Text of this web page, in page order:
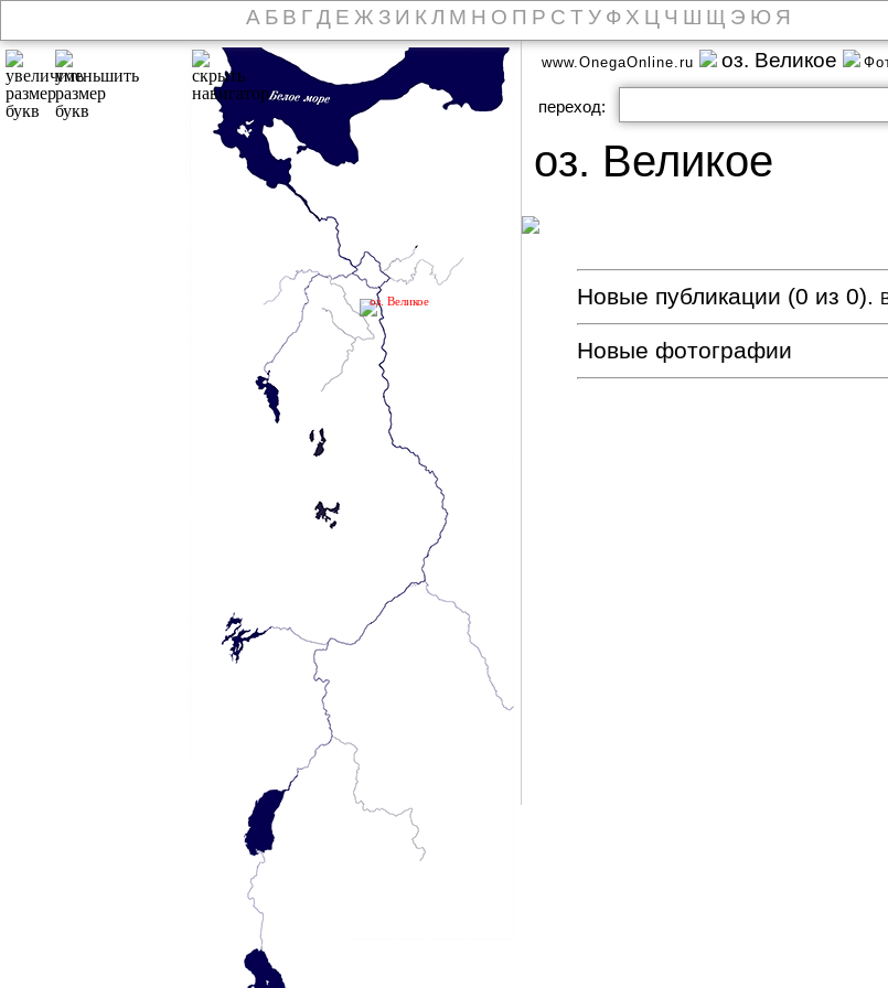
А Б В ГД Е Ж З И К Л М Н О П Р С Т У Ф Х Ц Ч Ш Щ Э Ю Я
оз. Великое
www.OnegaOnline.ru оз. Великое
переход:
оз. Великое
Новые публикации (0 из 0).
Новые фотографии